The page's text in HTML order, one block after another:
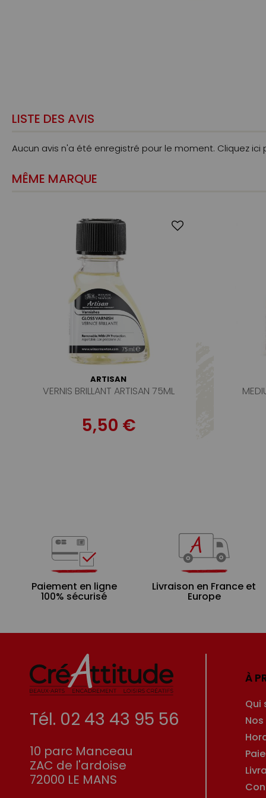
LISTE DES AVIS
Aucun avis n'a été enregistré pour le moment. Cliquez ici
MÊME MARQUE
ARTISAN
VERNIS BRILLANT ARTISAN 75ML
5,50 €
Paiement en ligne
100% sécurisé
Livraison en France et
Europe
Tél. 02 43 43 95 56
10 parc Manceau
ZAC de l'ardoise
72000 LE MANS
À
Qui